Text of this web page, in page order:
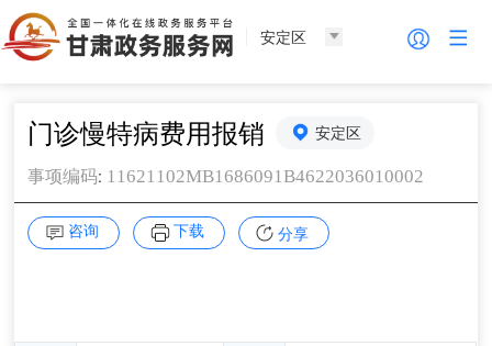
安定区
门诊慢特病费用报销 安定区
事项编码: 11621102MB1686091B4622036010002
咨询 下载 分享